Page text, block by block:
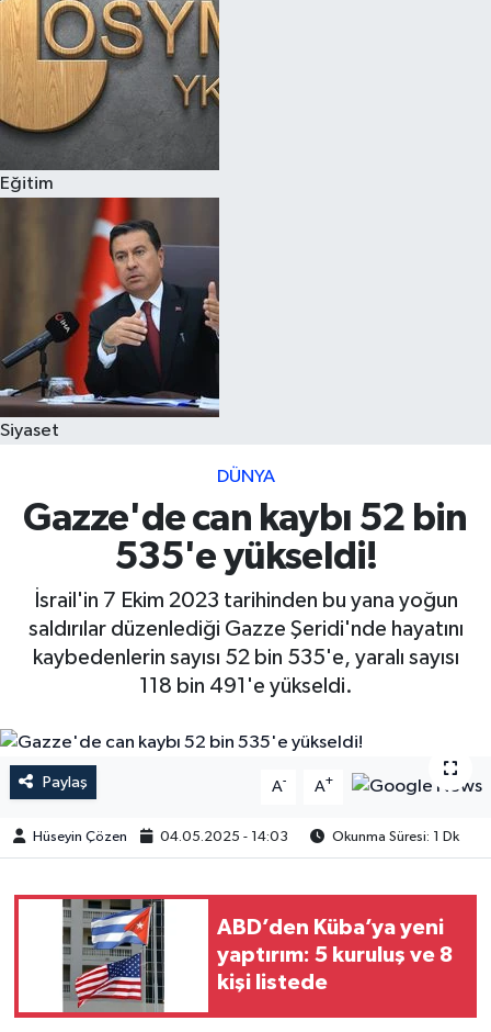
Eğitim
Siyaset
DÜNYA
Gazze'de can kaybı 52 bin
535'e yükseldi!
İsrail'in 7 Ekim 2023 tarihinden bu yana yoğun
saldırılar düzenlediği Gazze Şeridi'nde hayatını
kaybedenlerin sayısı 52 bin 535'e, yaralı sayısı
118 bin 491'e yükseldi.
Paylaş A- A+
Hüseyin Çözen 04.05.2025 - 14:03 Okunma Süresi: 1 Dk
ABD’den Küba’ya yeni
yaptırım: 5 kuruluş ve 8
kişi listede